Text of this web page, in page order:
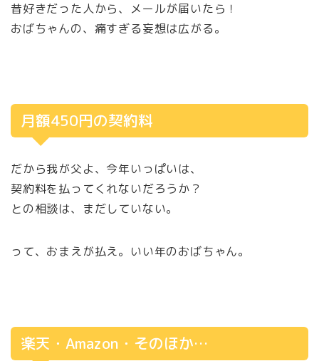
昔好きだった人から、メールが届いたら！
おばちゃんの、痛すぎる妄想は広がる。
月額450円の契約料
だから我が父よ、今年いっぱいは、
契約料を払ってくれないだろうか？
との相談は、まだしていない。
って、おまえが払え。いい年のおばちゃん。
楽天・Amazon・そのほか…